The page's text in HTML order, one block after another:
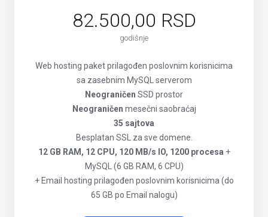
82.500,00 RSD
godišnje
Web hosting paket prilagođen poslovnim korisnicima
sa zasebnim MySQL serverom
Neograničen SSD prostor
Neograničen mesečni saobraćaj
35 sajtova
Besplatan SSL za sve domene.
12 GB RAM, 12 CPU, 120 MB/s IO, 1200 procesa +
MySQL (6 GB RAM, 6 CPU)
+ Email hosting prilagođen poslovnim korisnicima (do
65 GB po Email nalogu)